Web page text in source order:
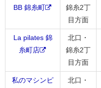
BB 錦糸町
錦糸2丁
目方面
La pilates 錦
糸町店
北口・
錦糸2丁
目方面
私のマシンピ
北口・